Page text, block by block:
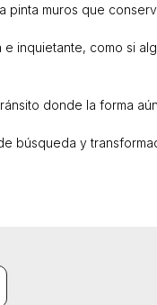
pinta muros que
inquietante, como si
donde la forma
búsqueda y